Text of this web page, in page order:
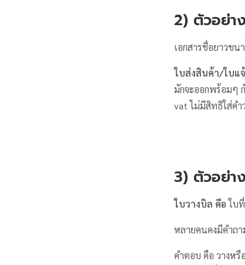
2) ตัวอย่า
เอกสารชื่อยาวขน
ใบส่งสินค้า/ใบแ
มักจะออกพร้อมๆ
vat ไม่มีสิทธิใส่คำ
3) ตัวอย่า
ใบวางบิล คือใบ
หลายคนคงมีคำถา
คำตอบ คือ วางห